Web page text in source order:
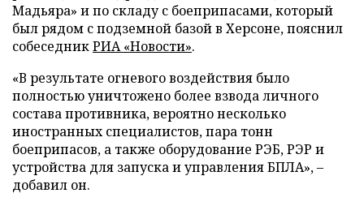
Мадьяра» и по складу с боеприпасами, который
был рядом с подземной базой в Херсоне, пояснил
собеседникРИА «Новости».
«В результате огневого воздействия было
полностью уничтожено более взвода личного
состава противника, вероятно несколько
иностранных специалистов, пара тонн
боеприпасов, а также оборудование РЭБ, РЭР и
устройства для запуска и управления БПЛА», –
добавил он.